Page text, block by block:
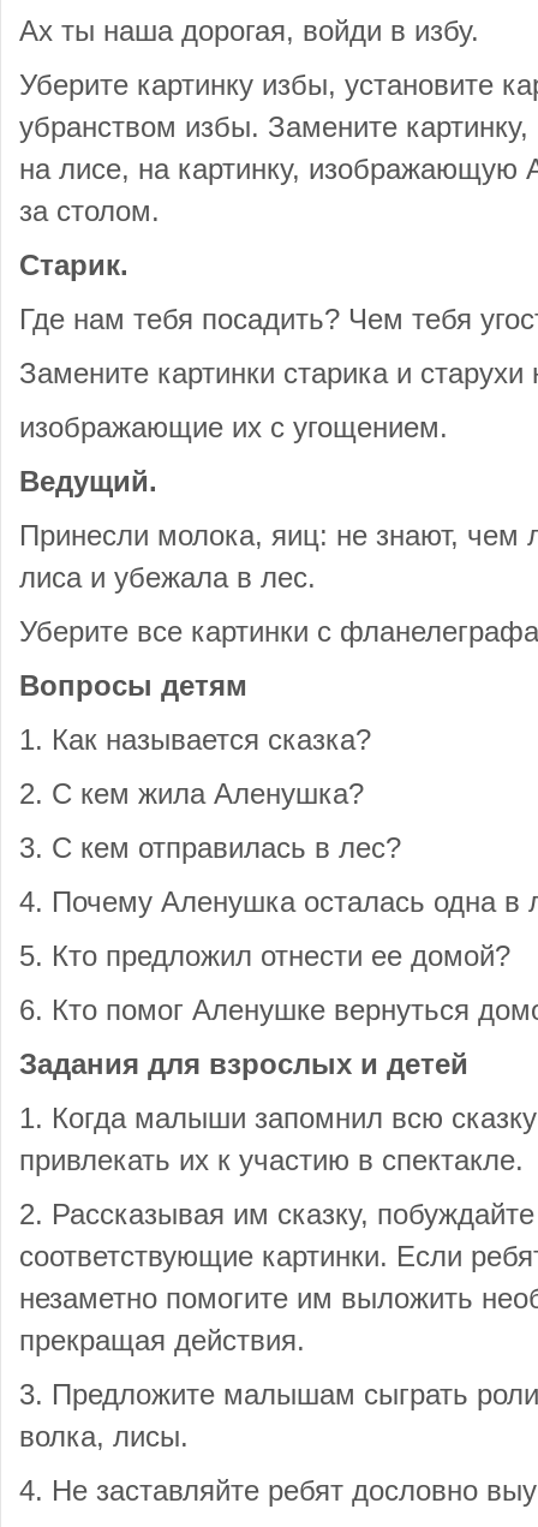
Ах ты наша дорогая, войди в избу.
Уберите картинку избы, установите
убранством избы. Замените
на лисе, на картинку, изображающую
за столом.
Старик.
Где нам тебя посадить? Чем тебя
Замените картинки старика и старухи
изображающие их с угощением.
Ведущий.
Принесли молока, яиц: не знают, чем
лиса и убежала в лес.
Уберите все картинки с
Вопросы детям
1. Как называется сказка?
2. С кем жила Аленушка?
3. С кем отправилась в лес?
4. Почему Аленушка осталась одна в
5. Кто предложил отнести ее домой?
6. Кто помог Аленушке вернуться
Задания для взрослых и детей
1. Когда малыши запомнил всю
привлекать их к участию в спектакле.
2. Рассказывая им сказку,
соответствующие картинки. Если
незаметно помогите им выложить
прекращая действия.
3. Предложите малышам сыграть
волка, лисы.
4. Не заставляйте ребят дословно